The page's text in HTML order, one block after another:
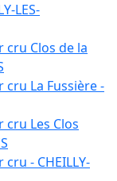
LES-
Clos de la
La Fussière -
Les Clos
- CHEILLY-